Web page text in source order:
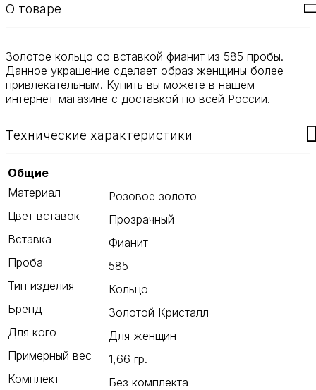
О товаре
Золотое кольцо со вставкой фианит из 585 пробы.
Данное украшение сделает образ женщины более
привлекательным. Купить вы можете в нашем
интернет-магазине с доставкой по всей России.
Технические характеристики
Общие
Материал
Розовое золото
Цвет вставок
Прозрачный
Вставка
Фианит
Проба
585
Тип изделия
Кольцо
Бренд
Золотой Кристалл
Для кого
Для женщин
Примерный вес
1,66 гр.
Комплект
Без комплекта